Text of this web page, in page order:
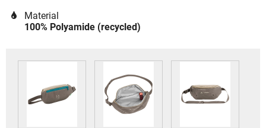
Material
100% Polyamide (recycled)